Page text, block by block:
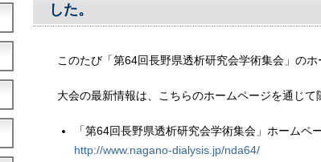
した。
このたび「第64回長野県透析研究会学術集会」のホ
大会の最新情報は、こちらのホームページを通じて
「第64回長野県透析研究会学術集会」ホームペ
http://www.nagano-dialysis.jp/nda64/